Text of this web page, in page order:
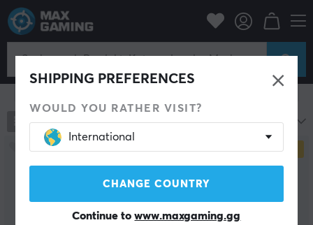
SHIPPING PREFERENCES
WOULD YOU RATHER VISIT?
International
CHANGE COUNTRY
Continue towww.maxgaming.gg
PC-Zubehör PC-Lenkräder
PC-Lenkräder
246 Produkte Beliebteste
SPARE 18%